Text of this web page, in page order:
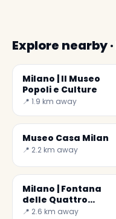
Explore nearby
Milano | Il Museo
Popoli e Culture
📍 1.9 km away
Museo Casa Milan
📍 2.2 km away
Milano | Fontana
delle Quattro
Stagioni
📍 2.6 km away